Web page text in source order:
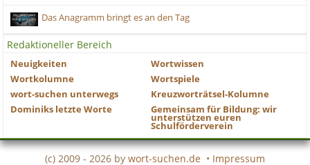
Das Anagramm bringt es an den Tag
Redaktioneller Bereich
Neuigkeiten
Wortwissen
Wortkolumne
Wortspiele
wort-suchen unterwegs
Kreuzworträtsel-Kolumne
Dominiks letzte Worte
Gemeinsam für Bildung: wir
unterstützen euren
Schulförderverein
(c) 2009 - 2026 by wort-suchen.de • Impressum